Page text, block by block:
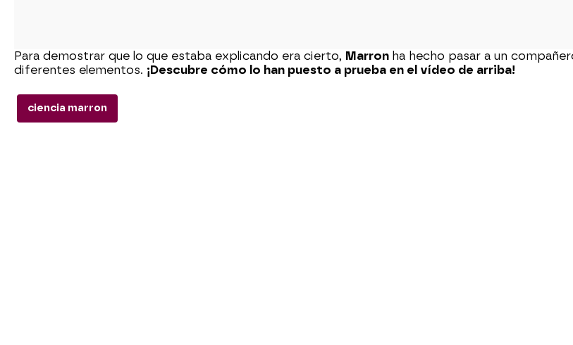
Para demostrar que lo que estaba explicando era cierto, Marron ha hecho pasar a un
diferentes elementos. ¡Descubre cómo lo han puesto a prueba en el vídeo de arriba!
ciencia marron